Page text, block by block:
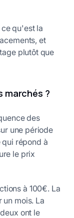
qu'est la
et
plutôt que
marchés ?
des
une période
répond à
le prix
à 100€. La
mois. La
ont le